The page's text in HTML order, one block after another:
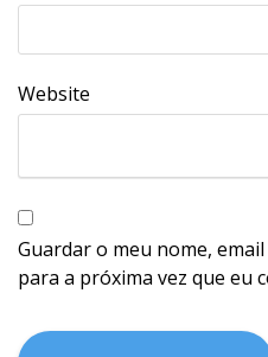
Website
Guardar o meu nome,
para a próxima vez que eu